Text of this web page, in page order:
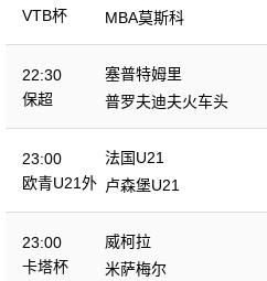
VTB杯
MBA莫斯科
22:30
保超
塞普特姆里
普罗夫迪夫火车头
23:00
欧青U21外
法国U21
卢森堡U21
23:00
卡塔杯
威柯拉
米萨梅尔